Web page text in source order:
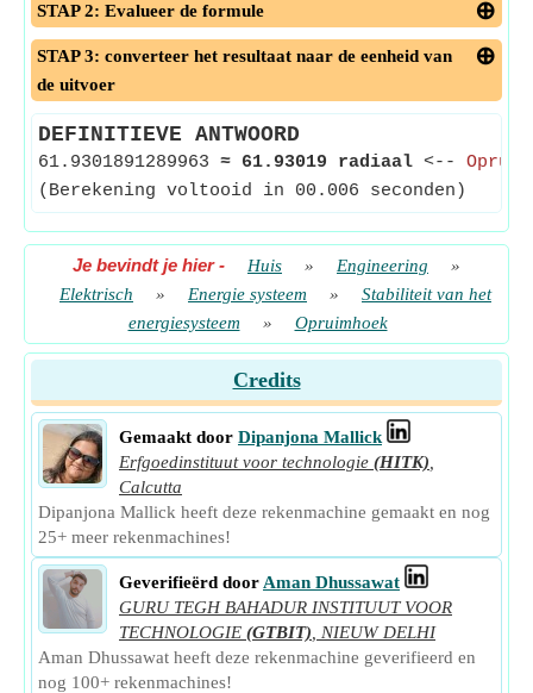
STAP 2: Evalueer de formule
STAP 3: converteer het resultaat naar de eenheid van
de uitvoer
DEFINITIEVE ANTWOORD
61.9301891289963 ≈ 61.93019 radiaal <--
(Berekening voltooid in 00.006 seconden)
Je bevindt je hier- Huis » Engineering
»
Elektrisch
» Energie systeem »
Stabiliteit van het
energiesysteem
» Opruimhoek
Credits
Gemaakt door Dipanjona Mallick
Erfgoedinstituut voor technologie (HITK)
Calcutta
Dipanjona Mallick heeft deze rekenmachine gemaakt en nog
25+ meer rekenmachines!
Geverifieërd door Aman Dhussawat
GURU TEGH BAHADUR INSTITUUT VOOR
TECHNOLOGIE (GTBIT)
NIEUW DELHI
Aman Dhussawat heeft deze rekenmachine geverifieerd en
nog 100+ rekenmachines!